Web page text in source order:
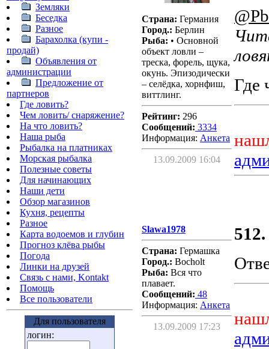
Земляки
Беседка
Разное
Барахолка (купи -
продай)
Объявления от
администрации
Предложение от
партнеров
Где ловить?
Чем ловить/ снаряжение?
На что ловить?
Наша рыба
Рыбалка на платниках
Морская рыбалка
Полезные советы
Для начинающих
Наши дети
Обзор магазинов
Кухня, рецепты
Разное
Карта водоемов и глубин
Прогноз клёва рыбы
Погода
Линки на друзей
Связь с нами, Kontakt
Помощь
Все пользователи
Для пользователя
логин:
Страна: Германия
Город.: Берлин
Рыба: • Основной
объект ловли –
треска, форель, щука,
окунь. Эпизодически
– селёдка, хорнфиш,
виттлинг.
Рейтинг: 296
Сообщений: 3334
Информация: Aнкета
13.09.2009 16:04
Где
Slawa1978
Страна: Гермашка
Город.: Bocholt
Рыба: Вся что
плавает.
Сообщений: 48
Информация: Aнкета
13.09.2009 17:23
512.